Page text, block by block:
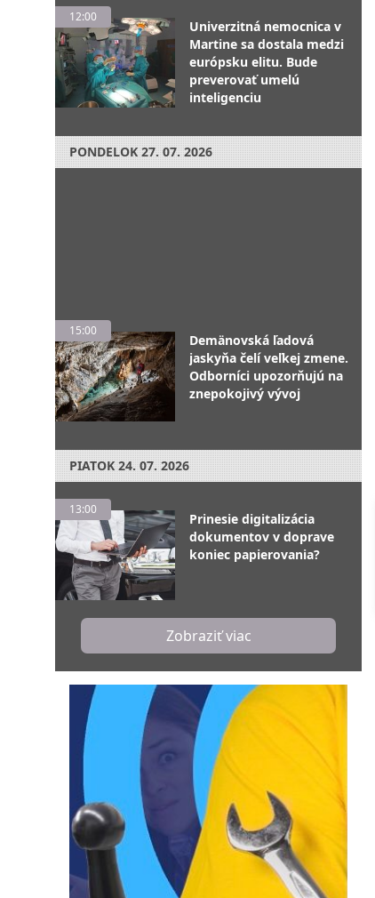
12:00
Univerzitná nemocnica v
Martine sa dostala medzi
európsku elitu. Bude
preverovať umelú
inteligenciu
PONDELOK 27. 07. 2026
15:00
Demänovská ľadová
jaskyňa čelí veľkej zmene.
Odborníci upozorňujú na
znepokojivý vývoj
PIATOK 24. 07. 2026
13:00
Prinesie digitalizácia
dokumentov v doprave
koniec papierovania?
Zobraziť viac